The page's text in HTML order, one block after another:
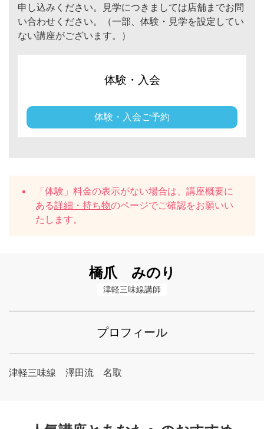
申し込みください。見学につきましては店舗までお問
い合わせください。（一部、体験・見学を設定してい
ない講座がございます。）
体験・入会
体験・入会ご予約
「体験」料金の表示がない場合は、講座概要に
ある詳細・持ち物のページでご確認をお願いい
たします。
橋爪 みのり
津軽三味線講師
プロフィール
津軽三味線 澤田流 名取